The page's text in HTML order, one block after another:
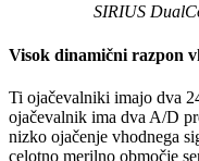
SIRIUS
Visok dinamični razpon
Ti ojačevalniki imajo dva
ojačevalnik ima dva A/D
nizko ojačenje vhodnega
celotno merilno območje